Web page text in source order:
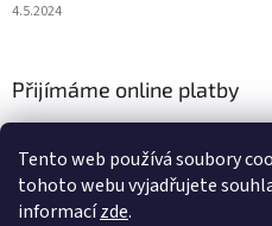
Tento web používá soubory
tohoto webu vyjadřujete
informacízde.
4.5.2024
Přijímáme online platby